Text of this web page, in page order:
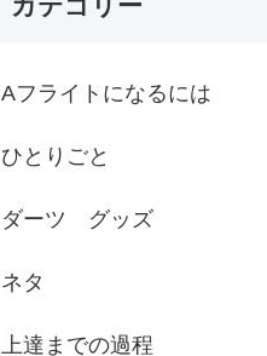
Aフライトになるには
ひとりごと
ダーツ グッズ
ネタ
上達までの過程